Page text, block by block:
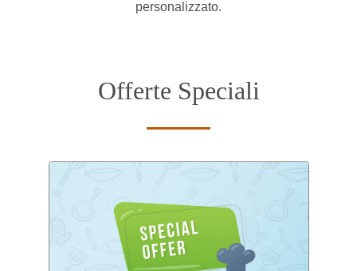
personalizzato.
Offerte Speciali